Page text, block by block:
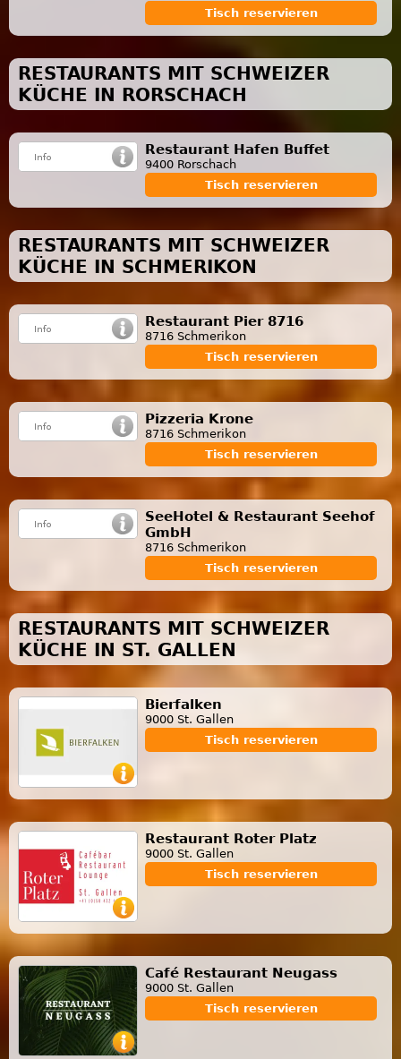
Tisch reservieren
RESTAURANTS MIT SCHWEIZER
KÜCHE IN RORSCHACH
Restaurant Hafen Buffet
9400 Rorschach
Tisch reservieren
RESTAURANTS MIT SCHWEIZER
KÜCHE IN SCHMERIKON
Restaurant Pier 8716
8716 Schmerikon
Tisch reservieren
Pizzeria Krone
8716 Schmerikon
Tisch reservieren
SeeHotel & Restaurant Seehof
GmbH
8716 Schmerikon
Tisch reservieren
RESTAURANTS MIT SCHWEIZER
KÜCHE IN ST. GALLEN
Bierfalken
9000 St. Gallen
Tisch reservieren
Restaurant Roter Platz
9000 St. Gallen
Tisch reservieren
Café Restaurant Neugass
9000 St. Gallen
Tisch reservieren